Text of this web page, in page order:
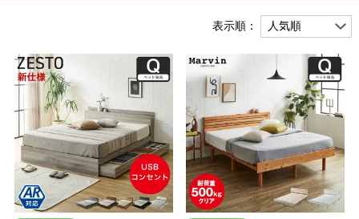
表示順：